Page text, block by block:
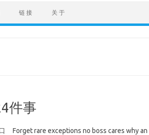
链 接 关 于
件事
Forget rare exceptions no boss cares why an